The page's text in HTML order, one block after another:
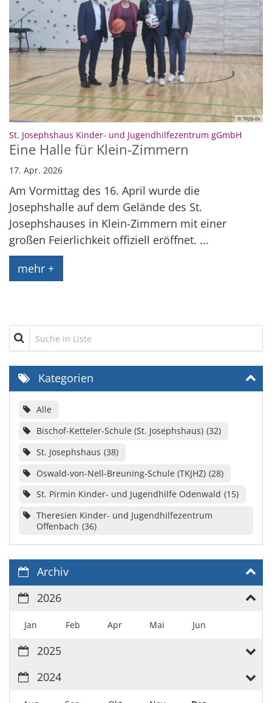
© TKJSJ-EV
St. Josephshaus Kinder- und Jugendhilfezentrum gGmbH
Eine Halle für Klein-Zimmern
17. Apr. 2026
Am Vormittag des 16. April wurde die
Josephshalle auf dem Gelände des St.
Josephshauses in Klein-Zimmern mit einer
großen Feierlichkeit offiziell eröffnet. ...
mehr +
Suche in Liste
Kategorien
Alle
Bischof-Ketteler-Schule (St. Josephshaus) 32
St. Josephshaus 38
Oswald-von-Nell-Breuning-Schule (TKJHZ) 28
St. Pirmin Kinder- und Jugendhilfe Odenwald 15
Theresien Kinder- und Jugendhilfezentrum
Offenbach 36
Archiv
2026
Jan Feb Apr Mai Jun
2025
2024